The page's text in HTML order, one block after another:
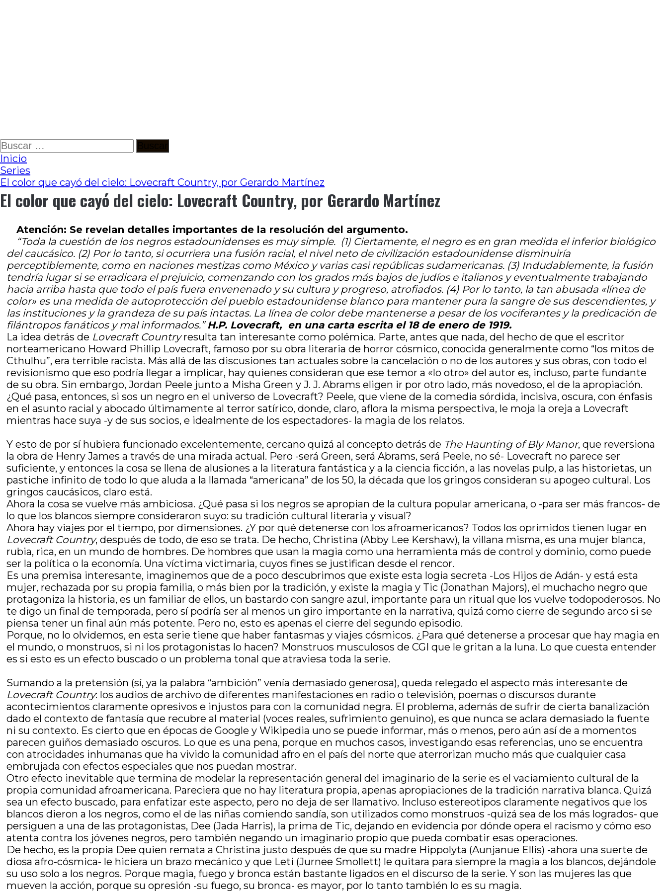
Ir
al
contenido
Buscar:
Inicio
Series
El color que cayó del cielo: Lovecraft Country, por Gerardo Martínez
El color que cayó del cielo: Lovecraft Country, por Gerardo Martínez
Atención: Se revelan detalles importantes de la resolución del argumento.
“Toda la cuestión de los negros estadounidenses es muy simple. (1) Ciertamente, el negro es en gran medida el inferior biológico
del caucásico. (2) Por lo tanto, si ocurriera una fusión racial, el nivel neto de civilización estadounidense disminuiría
perceptiblemente, como en naciones mestizas como México y varias casi repúblicas sudamericanas. (3) Indudablemente, la fusión
tendría lugar si se erradicara el prejuicio, comenzando con los grados más bajos de judíos e italianos y eventualmente trabajando
hacia arriba hasta que todo el país fuera envenenado y su cultura y progreso, atrofiados. (4) Por lo tanto, la tan abusada «línea de
color» es una medida de autoprotección del pueblo estadounidense blanco para mantener pura la sangre de sus descendientes, y
las instituciones y la grandeza de su país intactas. La línea de color debe mantenerse a pesar de los vociferantes y la predicación de
filántropos fanáticos y mal informados.”H.P. Lovecraft, en una carta escrita el 18 de enero de 1919.
La idea detrás de Lovecraft Countryresulta tan interesante como polémica. Parte, antes que nada, del hecho de que el escritor
norteamericano Howard Phillip Lovecraft, famoso por su obra literaria de horror cósmico, conocida generalmente como “los mitos de
Cthulhu”, era terrible racista. Más allá de las discusiones tan actuales sobre la cancelación o no de los autores y sus obras, con todo el
revisionismo que eso podría llegar a implicar, hay quienes consideran que ese temor a «lo otro» del autor es, incluso, parte fundante
de su obra. Sin embargo, Jordan Peele junto a Misha Green y J. J. Abrams eligen ir por otro lado, más novedoso, el de la apropiación.
¿Qué pasa, entonces, si sos un negro en el universo de Lovecraft? Peele, que viene de la comedia sórdida, incisiva, oscura, con énfasis
en el asunto racial y abocado últimamente al terror satírico, donde, claro, aflora la misma perspectiva, le moja la oreja a Lovecraft
mientras hace suya -y de sus socios, e idealmente de los espectadores- la magia de los relatos.
Y esto de por sí hubiera funcionado excelentemente, cercano quizá al concepto detrás de The Haunting of Bly Manor, que reversiona
la obra de Henry James a través de una mirada actual. Pero -será Green, será Abrams, será Peele, no sé- Lovecraft no parece ser
suficiente, y entonces la cosa se llena de alusiones a la literatura fantástica y a la ciencia ficción, a las novelas pulp, a las historietas, un
pastiche infinito de todo lo que aluda a la llamada “americana” de los 50, la década que los gringos consideran su apogeo cultural. Los
gringos caucásicos, claro está.
Ahora la cosa se vuelve más ambiciosa. ¿Qué pasa si los negros se apropian de la cultura popular americana, o -para ser más francos- de
lo que los blancos siempre consideraron suyo: su tradición cultural literaria y visual?
Ahora hay viajes por el tiempo, por dimensiones. ¿Y por qué detenerse con los afroamericanos? Todos los oprimidos tienen lugar en
Lovecraft Country, después de todo, de eso se trata. De hecho, Christina (Abby Lee Kershaw), la villana misma, es una mujer blanca,
rubia, rica, en un mundo de hombres. De hombres que usan la magia como una herramienta más de control y dominio, como puede
ser la política o la economía. Una víctima victimaria, cuyos fines se justifican desde el rencor.
Es una premisa interesante, imaginemos que de a poco descubrimos que existe esta logia secreta -Los Hijos de Adán- y está esta
mujer, rechazada por su propia familia, o más bien por la tradición, y existe la magia y Tic (Jonathan Majors), el muchacho negro que
protagoniza la historia, es un familiar de ellos, un bastardo con sangre azul, importante para un ritual que los vuelve todopoderosos. No
te digo un final de temporada, pero sí podría ser al menos un giro importante en la narrativa, quizá como cierre de segundo arco si se
piensa tener un final aún más potente. Pero no, esto es apenas el cierre del segundo episodio.
Porque, no lo olvidemos, en esta serie tiene que haber fantasmas y viajes cósmicos. ¿Para qué detenerse a procesar que hay magia en
el mundo, o monstruos, si ni los protagonistas lo hacen? Monstruos musculosos de CGI que le gritan a la luna. Lo que cuesta entender
es si esto es un efecto buscado o un problema tonal que atraviesa toda la serie.
Sumando a la pretensión (sí, ya la palabra “ambición” venía demasiado generosa), queda relegado el aspecto más interesante de
Lovecraft Country: los audios de archivo de diferentes manifestaciones en radio o televisión, poemas o discursos durante
acontecimientos claramente opresivos e injustos para con la comunidad negra. El problema, además de sufrir de cierta banalización
dado el contexto de fantasía que recubre al material (voces reales, sufrimiento genuino), es que nunca se aclara demasiado la fuente
ni su contexto. Es cierto que en épocas de Google y Wikipedia uno se puede informar, más o menos, pero aún así de a momentos
parecen guiños demasiado oscuros. Lo que es una pena, porque en muchos casos, investigando esas referencias, uno se encuentra
con atrocidades inhumanas que ha vivido la comunidad afro en el país del norte que aterrorizan mucho más que cualquier casa
embrujada con efectos especiales que nos puedan mostrar.
Otro efecto inevitable que termina de modelar la representación general del imaginario de la serie es el vaciamiento cultural de la
propia comunidad afroamericana. Pareciera que no hay literatura propia, apenas apropiaciones de la tradición narrativa blanca. Quizá
sea un efecto buscado, para enfatizar este aspecto, pero no deja de ser llamativo. Incluso estereotipos claramente negativos que los
blancos dieron a los negros, como el de las niñas comiendo sandía, son utilizados como monstruos -quizá sea de los más logrados- que
persiguen a una de las protagonistas, Dee (Jada Harris), la prima de Tic, dejando en evidencia por dónde opera el racismo y cómo eso
atenta contra los jóvenes negros, pero también negando un imaginario propio que pueda combatir esas operaciones.
De hecho, es la propia Dee quien remata a Christina justo después de que su madre Hippolyta (Aunjanue Ellis) -ahora una suerte de
diosa afro-cósmica- le hiciera un brazo mecánico y que Leti (Jurnee Smollett) le quitara para siempre la magia a los blancos, dejándole
su uso solo a los negros. Porque magia, fuego y bronca están bastante ligados en el discurso de la serie. Y son las mujeres las que
mueven la acción, porque su opresión -su fuego, su bronca- es mayor, por lo tanto también lo es su magia.